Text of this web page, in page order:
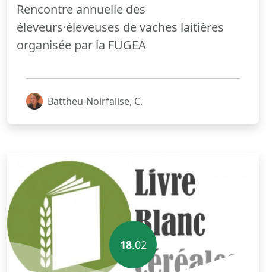
Rencontre annuelle des
éleveurs·éleveuses de vaches laitières
organisée par la FUGEA
Battheu-Noirfalise, C.
18.02